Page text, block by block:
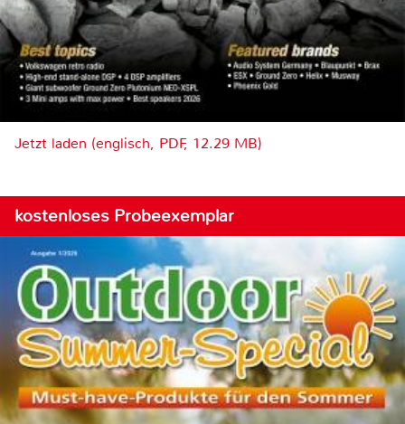
Jetzt laden (englisch, PDF, 12.29 MB)
kostenloses Probeexemplar